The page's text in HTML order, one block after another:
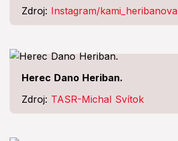
Zdroj: Instagram/kami_heribanova
Herec Dano Heriban.
Zdroj: TASR-Michal Svítok